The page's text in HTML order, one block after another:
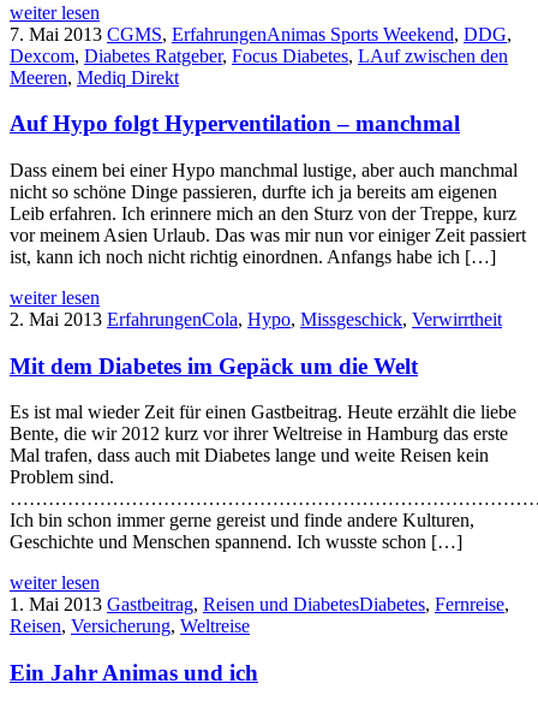
weiter lesen
7. Mai 2013 CGMS, ErfahrungenAnimas Sports Weekend, DDG,
Dexcom, Diabetes Ratgeber, Focus Diabetes, LAuf zwischen den
Meeren, Mediq Direkt
Auf Hypo folgt Hyperventilation – manchmal
Dass einem bei einer Hypo manchmal lustige, aber auch manchmal
nicht so schöne Dinge passieren, durfte ich ja bereits am eigenen
Leib erfahren. Ich erinnere mich an den Sturz von der Treppe, kurz
vor meinem Asien Urlaub. Das was mir nun vor einiger Zeit passiert
ist, kann ich noch nicht richtig einordnen. Anfangs habe ich […]
weiter lesen
2. Mai 2013 ErfahrungenCola, Hypo, Missgeschick, Verwirrtheit
Mit dem Diabetes im Gepäck um die Welt
Es ist mal wieder Zeit für einen Gastbeitrag. Heute erzählt die liebe
Bente, die wir 2012 kurz vor ihrer Weltreise in Hamburg das erste
Mal trafen, dass auch mit Diabetes lange und weite Reisen kein
Problem sind.
Ich bin schon immer gerne gereist und finde andere Kulturen,
Geschichte und Menschen spannend. Ich wusste schon […]
weiter lesen
1. Mai 2013 Gastbeitrag, Reisen und DiabetesDiabetes, Fernreise,
Reisen, Versicherung, Weltreise
Ein Jahr Animas und ich